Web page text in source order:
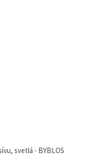
svetlá - BYBLOS